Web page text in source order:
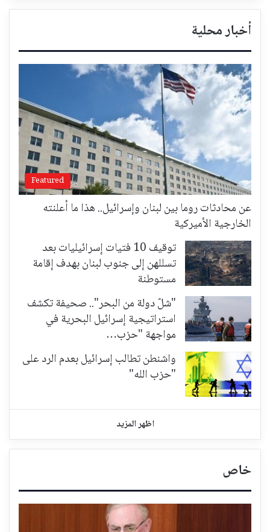
أخبار محلية
Featured
عن محادثات روما بين لبنان وإسرائيل.. هذا ما أعلنته
الخارجية الأميركية
توقيف 10 فتيات إسرائيليات بعد
تسللهن إلى جنوب لبنان بهدف إقامة
مستوطنة
"شلّ دولة من البحر".. صحيفة تكشف
استراتيجية إسرائيل البحرية في
مواجهة "حزب…
واشنطن تطالب إسرائيل بعدم الرد على
"حزب الله"
اظهر المزيد
خاص